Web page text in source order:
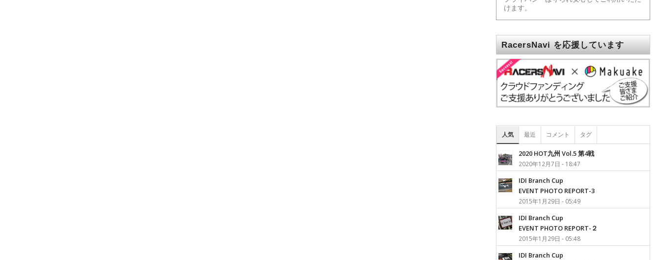
けます。
RacersNavi を応援しています
人気 最近 コメント タグ
2020 HOT九州 Vol.5 第4戦
2020年12月7日 - 18:47
IDI Branch Cup
EVENT PHOTO REPORT-3
2015年1月29日 - 05:49
IDI Branch Cup
EVENT PHOTO REPORT-２
2015年1月29日 - 05:48
IDI Branch Cup